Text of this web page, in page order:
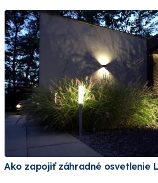
Ako zapojiť záhradné osvetlenie